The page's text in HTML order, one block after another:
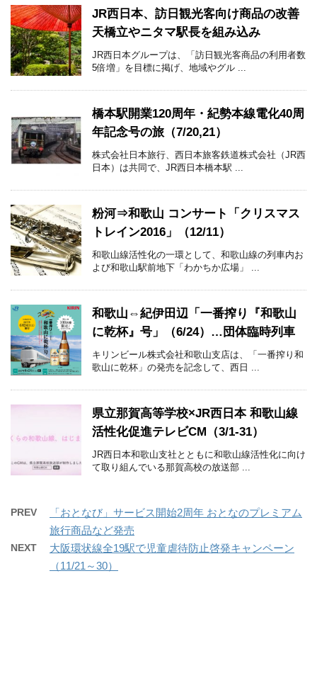
JR西日本、訪日観光客向け商品の改善
天橋立やニタマ駅長を組み込み
JR西日本グループは、「訪日観光客商品の利用者数
5倍増」を目標に掲げ、地域やグル ...
橋本駅開業120周年・紀勢本線電化40周
年記念号の旅（7/20,21）
株式会社日本旅行、西日本旅客鉄道株式会社（JR西
日本）は共同で、JR西日本橋本駅 ...
粉河⇒和歌山 コンサート「クリスマス
トレイン2016」（12/11）
和歌山線活性化の一環として、和歌山線の列車内お
よび和歌山駅前地下「わかちか広場」 ...
和歌山⇔紀伊田辺「一番搾り『和歌山
に乾杯』号」（6/24）…団体臨時列車
キリンビール株式会社和歌山支店は、「一番搾り和
歌山に乾杯」の発売を記念して、西日 ...
県立那賀高等学校×JR西日本 和歌山線
活性化促進テレビCM（3/1-31）
JR西日本和歌山支社とともに和歌山線活性化に向け
て取り組んでいる那賀高校の放送部 ...
PREV
「おとなび」サービス開始2周年 おとなのプレミアム
旅行商品など発売
NEXT
大阪環状線全19駅で児童虐待防止啓発キャンペーン
（11/21～30）